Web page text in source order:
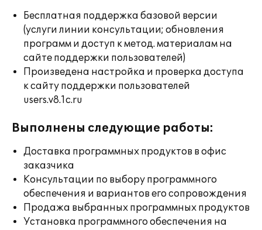
Бесплатная поддержка базовой версии
(услуги линии консультации; обновления
программ и доступ к метод. материалам на
сайте поддержки пользователей)
Произведена настройка и проверка доступа
к сайту поддержки пользователей
users.v8.1c.ru
Выполнены следующие работы:
Доставка программных продуктов в офис
заказчика
Консультации по выбору программного
обеспечения и вариантов его сопровождения
Продажа выбранных программных продуктов
Установка программного обеспечения на